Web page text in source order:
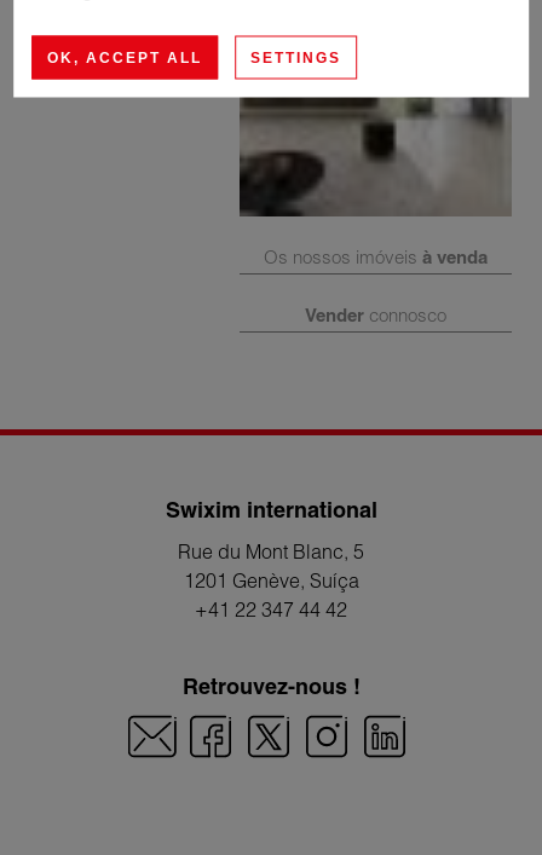
Os nossos imóveis à venda
Vender connosco
Swixim international
Rue du Mont Blanc, 5
1201 Genève, Suíça
+41 22 347 44 42
Retrouvez-nous !
OK, ACCEPT ALL SETTINGS